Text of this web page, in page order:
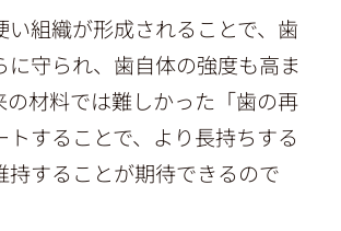
い組織が形成されることで、歯
に守られ、歯自体の強度も高ま
の材料では難しかった「歯の再
トすることで、より長持ちする
持することが期待できるので